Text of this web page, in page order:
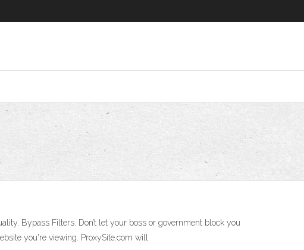
Bypass Filters. Don’t let your boss or government block you
you're viewing. ProxySite.com will